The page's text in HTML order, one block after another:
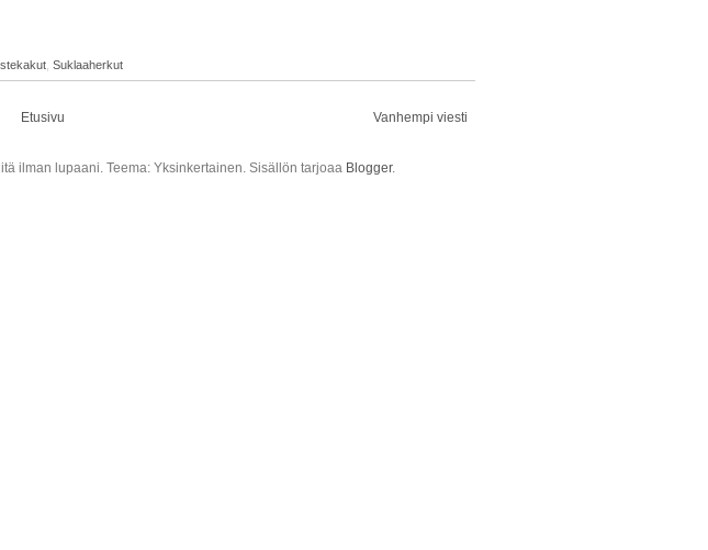
Suklaaherkut
Vanhempi viesti
Etusivu
ilman lupaani. Teema: Yksinkertainen. Sisällön tarjoaa Blogger.